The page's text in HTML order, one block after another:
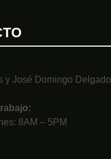
y José Domingo Delgado
8AM – 5PM